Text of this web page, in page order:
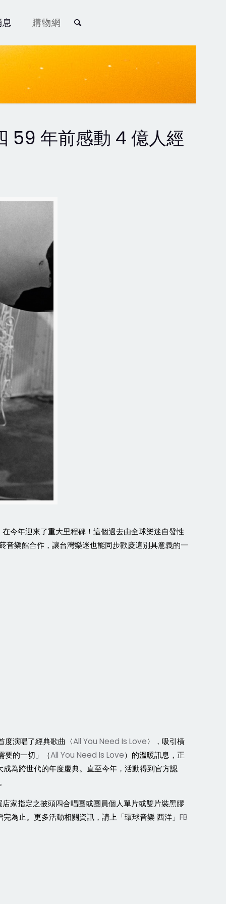
購物網
59 年前感動 4 億人經
在今年迎來了重大里程碑！這個過去由全球樂迷自發性
音樂館合作，讓台灣樂迷也能同步歡慶這別具意義的一
度演唱了經典歌曲〈All You Need Is Love〉，吸引橫
要的一切」（All You Need Is Love）的溫暖訊息，正
為跨世代的年度慶典。直至今年，活動得到官方認
店家指定之披頭四合唱團或團員個人單片或雙片裝黑膠
為止。更多活動相關資訊，請上「環球音樂 西洋」FB